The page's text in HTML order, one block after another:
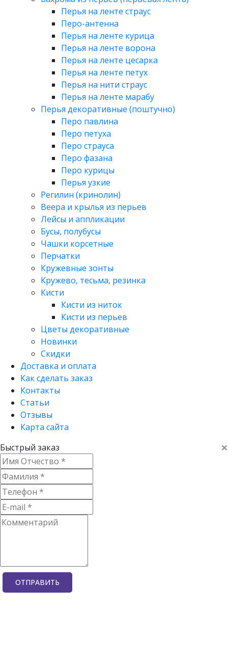
Перья на ленте страус
Перо-антенна
Перья на ленте курица
Перья на ленте ворона
Перья на ленте цесарка
Перья на ленте петух
Перья на нити страус
Перья на ленте марабу
Перья декоративные (поштучно)
Перо павлина
Перо петуха
Перо страуса
Перо фазана
Перо курицы
Перья узкие
Регилин (кринолин)
Веера и крылья из перьев
Лейсы и аппликации
Бусы, полубусы
Чашки корсетные
Перчатки
Кружевные зонты
Кружево, тесьма, резинка
Кисти
Кисти из ниток
Кисти из перьев
Цветы декоративные
Новинки
Скидки
Доставка и оплата
Как сделать заказ
Контакты
Статьи
Отзывы
Карта сайта
×
Быстрый заказ
ОТПРАВИТЬ